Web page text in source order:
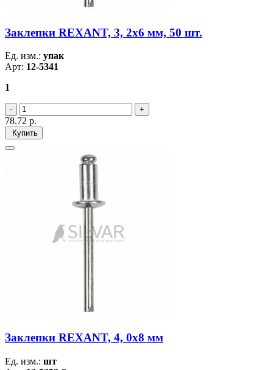
Заклепки REXANT, 3, 2x6 мм, 50 шт.
Ед. изм.: упак
Арт: 12-5341
1
78.72 р.
Купить
Заклепки REXANT, 4, 0x8 мм
Ед. изм.: шт